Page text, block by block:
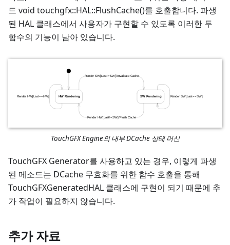
드 void touchgfx::HAL::FlushCache()를 호출합니다. 파생
된 HAL 클래스에서 사용자가 구현할 수 있도록 이러한 두
함수의 기능이 남아 있습니다.
TouchGFX Engine의 내부 DCache 상태 머신
TouchGFX Generator를 사용하고 있는 경우, 이렇게 파생
된 메소드는 DCache 무효화를 위한 함수 호출을 통해
TouchGFXGeneratedHAL 클래스에 구현이 되기 때문에 추
가 작업이 필요하지 않습니다.
추가 자료